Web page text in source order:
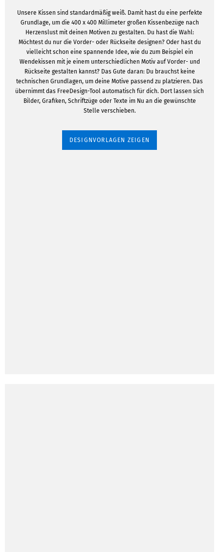
Unsere Kissen sind standardmäßig weiß. Damit hast du eine perfekte
Grundlage, um die 400 x 400 Millimeter großen Kissenbezüge nach
Herzenslust mit deinen Motiven zu gestalten. Du hast die Wahl:
Möchtest du nur die Vorder- oder Rückseite designen? Oder hast du
vielleicht schon eine spannende Idee, wie du zum Beispiel ein
Wendekissen mit je einem unterschiedlichen Motiv auf Vorder- und
Rückseite gestalten kannst? Das Gute daran: Du brauchst keine
technischen Grundlagen, um deine Motive passend zu platzieren. Das
übernimmt das FreeDesign-Tool automatisch für dich. Dort lassen sich
Bilder, Grafiken, Schriftzüge oder Texte im Nu an die gewünschte
Stelle verschieben.
DESIGNVORLAGEN ZEIGEN